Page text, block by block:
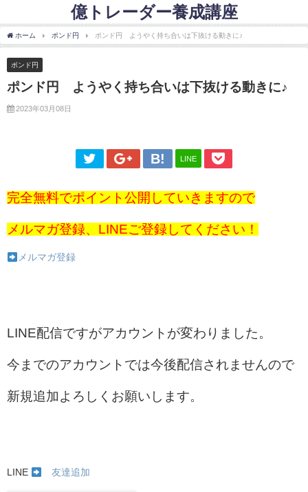
億トレーダー養成講座
ホーム ポンド円 ポンド円 ようやく持ち合いは下抜ける動きに♪
ポンド円
ポンド円 ようやく持ち合いは下抜ける動きに♪
2023年03月08日
LINE
完全無料でポイント公開していきますので
メルマガ登録、LINEご登録してください！
メルマガ登録
LINE配信ですがアカウントが変わりました。
今までのアカウントでは今後配信されませんので
新規追加よろしくお願いします。
LINE 友達追加